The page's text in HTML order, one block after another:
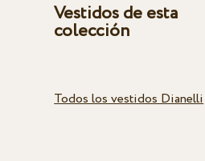
Vestidos de esta
colección
Todos los vestidos Dianelli